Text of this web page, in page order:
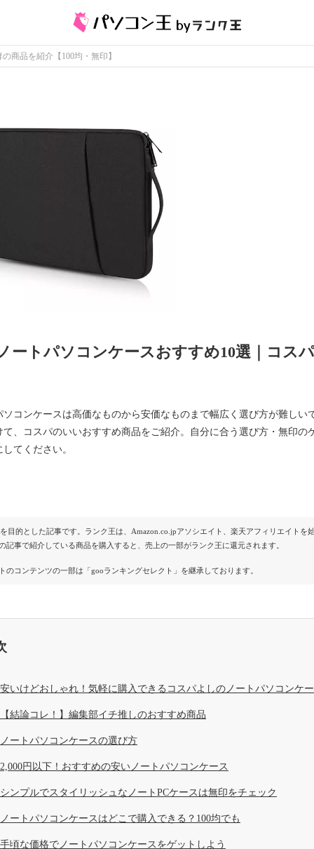
商品を紹介【100均・無印】
ートパソコンケースおすすめ10選｜コス
ソコンケースは高価なものから安価なものまで幅広く選び方が難しい
て、コスパのいいおすすめ商品をご紹介。自分に合う選び方・無印の
てください。
目的とした記事です。ランク王は、Amazon.co.jpアソシエイト、楽天アフィリエイト
記事で紹介している商品を購入すると、売上の一部がランク王に還元されます。
のコンテンツの一部は「gooランキングセレクト」を継承しております。
安いけどおしゃれ！気軽に購入できるコスパよしのノートパソコンケ
【結論コレ！】編集部イチ推しのおすすめ商品
ノートパソコンケースの選び方
2,000円以下！おすすめの安いノートパソコンケース
シンプルでスタイリッシュなノートPCケースは無印をチェック
ノートパソコンケースはどこで購入できる？100均でも
手頃な価格でノートパソコンケースをゲットしよう